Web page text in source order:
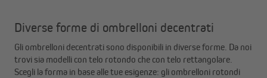
Diverse forme di ombrelloni decentrati
Gli ombrelloni decentrati sono disponibili in diverse forme. Da noi
trovi sia modelli con telo rotondo che con telo rettangolare.
Scegli la forma in base alle tue esigenze: gli ombrelloni rotondi